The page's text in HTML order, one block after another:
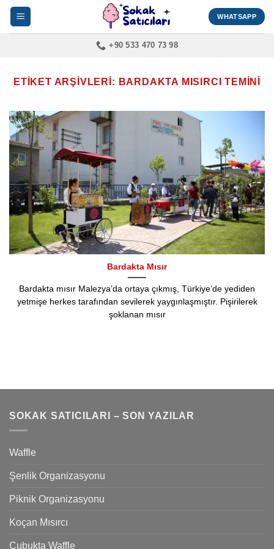
İçeriğe
atla
WHATSAPP
+90 533 470 73 98
ETIKET ARŞIVLERI: BARDAKTA MISIRCI TEMINI
Bardakta Mısır
Bardakta mısır Malezya’da ortaya çıkmış, Türkiye’de yediden
yetmişe herkes tarafından sevilerek yaygınlaşmıştır. Pişirilerek
şoklanan mısır
SOKAK SATICILARI – SON YAZILAR
Waffle
Şenlik Organizasyonu
Piknik Organizasyonu
Koçan Mısırcı
Çubukta Waffle